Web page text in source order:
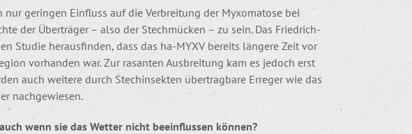
geringen Einfluss auf die Verbreitung der Myxomatose bei
der Überträger – also der Stechmücken – zu sein. Das Friedrich-
Studie herausfinden, dass das ha-MYXV bereits längere Zeit vor
vorhanden war. Zur rasanten Ausbreitung kam es jedoch erst
auch weitere durch Stechinsekten übertragbare Erreger wie das
nachgewiesen.
wenn sie das Wetter nicht beeinflussen können?